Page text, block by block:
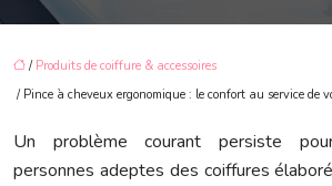
/ Produits de coiffure & accessoires
/ Pince à cheveux ergonomique : le confort au service de
Un problème courant persiste
personnes adeptes des coiffures